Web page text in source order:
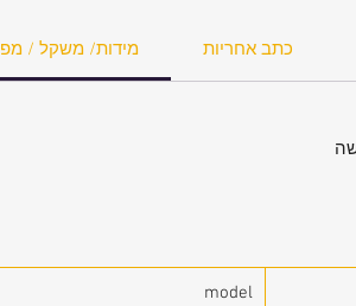
מידות/ משקל / כתב אחריות
model